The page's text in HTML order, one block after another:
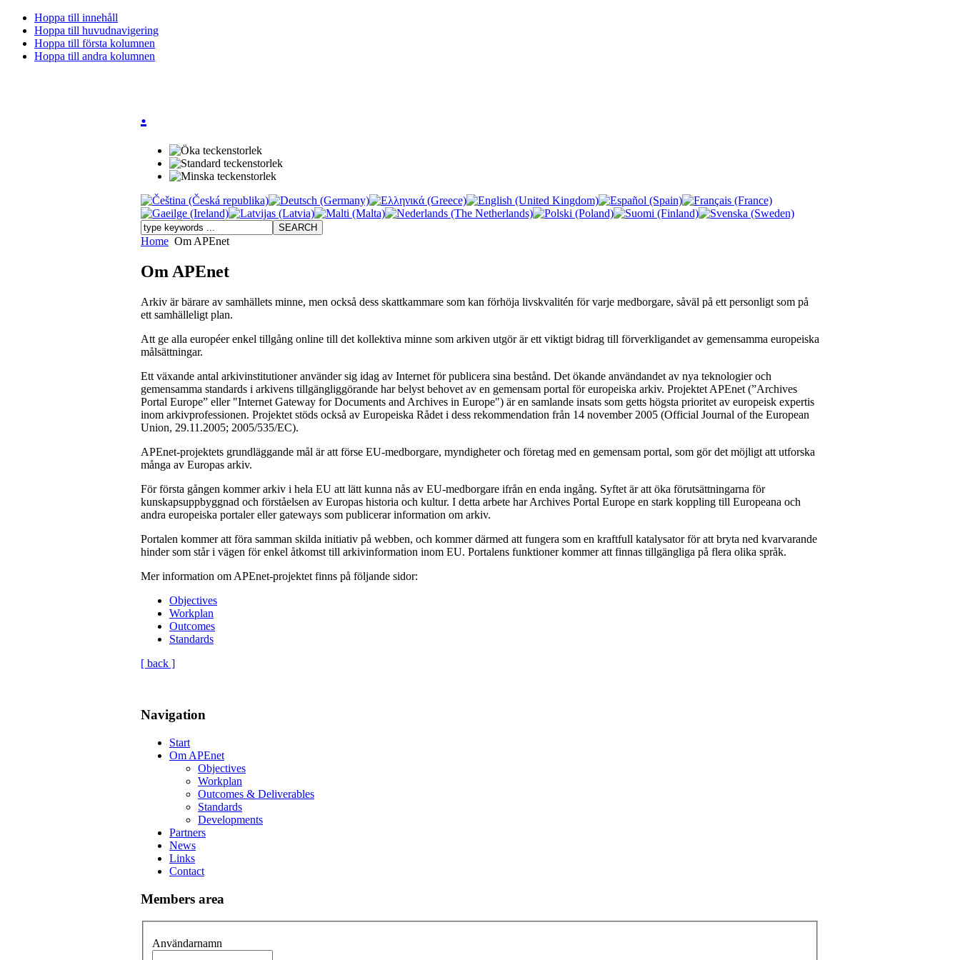
Hoppa till innehåll
Hoppa till huvudnavigering
Hoppa till första kolumnen
Hoppa till andra kolumnen
.
Home Om APEnet
Om APEnet
Arkiv är bärare av samhällets minne, men också dess skattkammare som kan förhöja livskvalitén för varje medborgare, såväl på ett personligt som på
ett samhälleligt plan.
Att ge alla européer enkel tillgång online till det kollektiva minne som arkiven utgör är ett viktigt bidrag till förverkligandet av gemensamma europeiska
målsättningar.
Ett växande antal arkivinstitutioner använder sig idag av Internet för publicera sina bestånd. Det ökande användandet av nya teknologier och
gemensamma standards i arkivens tillgängliggörande har belyst behovet av en gemensam portal för europeiska arkiv. Projektet APEnet (”Archives
Portal Europe” eller "Internet Gateway for Documents and Archives in Europe") är en samlande insats som getts högsta prioritet av europeisk expertis
inom arkivprofessionen. Projektet stöds också av Europeiska Rådet i dess rekommendation från 14 november 2005 (Official Journal of the European
Union, 29.11.2005; 2005/535/EC).
APEnet-projektets grundläggande mål är att förse EU-medborgare, myndigheter och företag med en gemensam portal, som gör det möjligt att utforska
många av Europas arkiv.
För första gången kommer arkiv i hela EU att lätt kunna nås av EU-medborgare ifrån en enda ingång. Syftet är att öka förutsättningarna för
kunskapsuppbyggnad och förståelsen av Europas historia och kultur. I detta arbete har Archives Portal Europe en stark koppling till Europeana och
andra europeiska portaler eller gateways som publicerar information om arkiv.
Portalen kommer att föra samman skilda initiativ på webben, och kommer därmed att fungera som en kraftfull katalysator för att bryta ned kvarvarande
hinder som står i vägen för enkel åtkomst till arkivinformation inom EU. Portalens funktioner kommer att finnas tillgängliga på flera olika språk.
Mer information om APEnet-projektet finns på följande sidor:
Objectives
Workplan
Outcomes
Standards
[ back ]
Navigation
Start
Om APEnet
Objectives
Workplan
Outcomes & Deliverables
Standards
Developments
Partners
News
Links
Contact
Members area
Användarnamn